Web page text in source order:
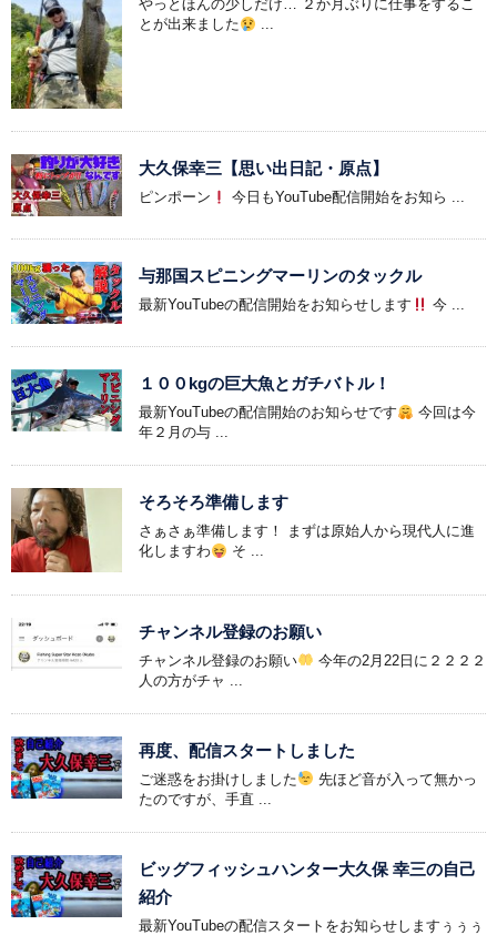
やっとほんの少しだけ… ２か月ぶりに仕事をするこ
とが出来ました
...
大久保幸三【思い出日記・原点】
ピンポーン 今日もYouTube配信開始をお知ら ...
与那国スピニングマーリンのタックル
最新YouTubeの配信開始をお知らせします 今 ...
１００kgの巨大魚とガチバトル！
最新YouTubeの配信開始のお知らせです
今回は今
年２月の与 ...
そろそろ準備します
さぁさぁ準備します！ まずは原始人から現代人に進
化しますわ
そ ...
チャンネル登録のお願い
チャンネル登録のお願い
今年の2月22日に２２２２
人の方がチャ ...
再度、配信スタートしました
ご迷惑をお掛けしました
先ほど音が入って無かっ
たのですが、手直 ...
ビッグフィッシュハンター大久保 幸三の自己
紹介
最新YouTubeの配信スタートをお知らせしますぅぅぅ